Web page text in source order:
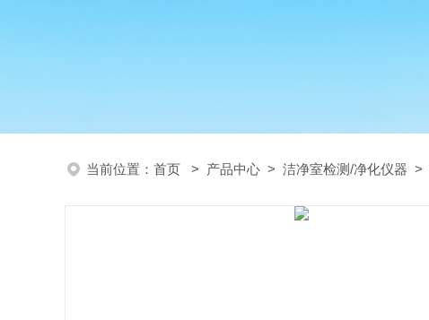
当前位置： 首页 > 产品中心 > 洁净室检测/净化仪器 >